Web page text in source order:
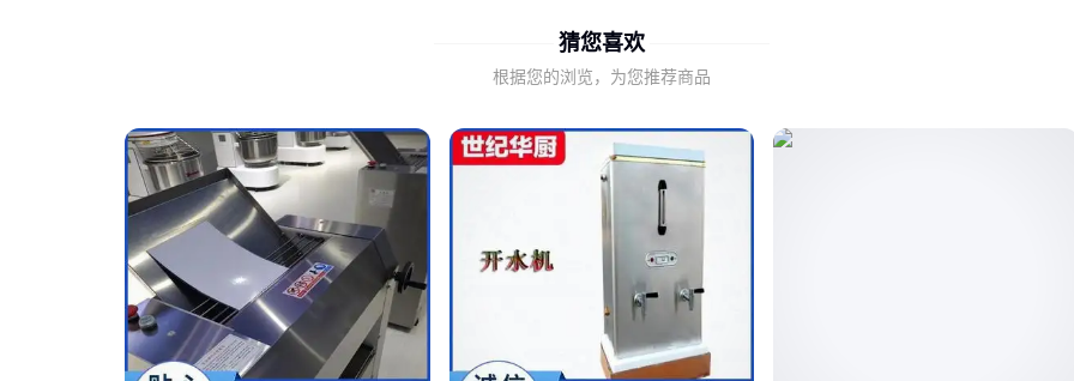
半导体加热型：升温速度快，适合间歇性用水需求
工业立式电锅炉
往往需要更强的连续工作能力，这与家用机
艺加热还是生活热水场景。
二、为什么同功率锅炉的实际效果差异明显？
热效率是影响运行成本的关键因素，但厂家标称值往往在理想
工况下测得。实际使用中，加热管布局方式、保温层厚度都会
导致最终能耗差异。
洗浴电加热锅炉
需要重点考虑水温稳定性，而采暖用途则应
猜您喜欢
根据您的浏览，为您推荐商品